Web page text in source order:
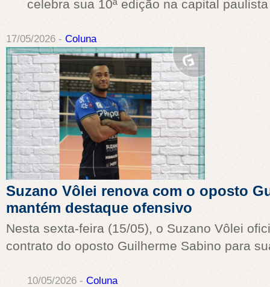
celebra sua 10ª edição na capital
17/05/2026 - Coluna
Suzano Vôlei renova com o oposto
mantém destaque ofensivo
Nesta sexta-feira (15/05), o Suzano Vôlei
contrato do oposto Guilherme Sabino para
10/05/2026 - Coluna